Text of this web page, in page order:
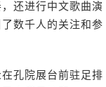
还进行中文歌曲演
数千人的关注和参
孔院展台前驻足排